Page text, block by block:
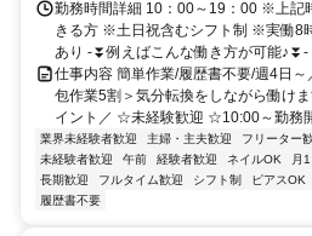
勤務時間詳細 10：00～19：00 ※上記
きる方 ※土日祝含むシフト制 ※実働8
あり -⏬例えばこんな働き方が可能
仕事内容 簡単作業/履歴書不要/週4日
包作業5割＞気分転換をしながら働け
イント／ ☆未経験歓迎 ☆10:00～勤務
業界未経験者歓迎 主婦・主夫歓迎 フリーター
未経験者歓迎
午前 経験者歓迎 ネイルOK 月
長期歓迎
フルタイム歓迎 シフト制 ピアスOK
履歴書不要